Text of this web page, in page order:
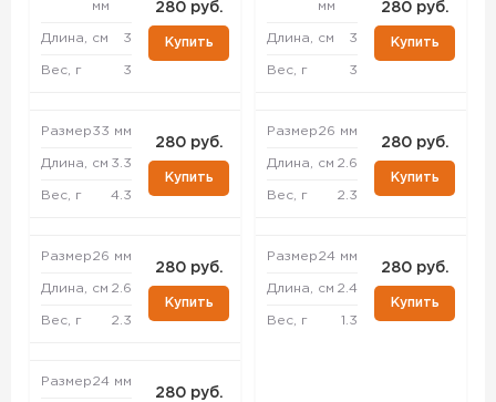
мм
Длина, см 3
Вес, г 3
280 руб.
Купить
Размер33 мм
Длина, см 3.3
Вес, г 4.3
280 руб.
Купить
Размер26 мм
Длина, см 2.6
Вес, г 2.3
280 руб.
Купить
Размер24 мм
280 руб.
мм
Длина, см 3
Вес, г 3
280 руб.
Купить
Размер26 мм
Длина, см 2.6
Вес, г 2.3
280 руб.
Купить
Размер24 мм
Длина, см 2.4
Вес, г 1.3
280 руб.
Купить